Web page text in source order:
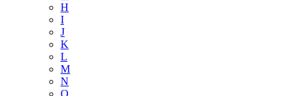
H
I
J
K
L
M
N
O